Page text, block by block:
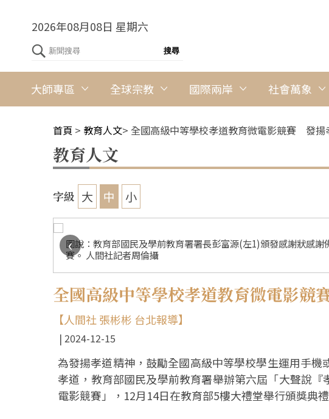
2026年08月08日 星期六
大師專區 全球宗教 國際兩岸 社會萬象
首頁 > 教育人文> 全國高級中等學校孝道教育微電影競賽 發揚
教育人文
字級 大 中 小
圖說：教育部國民及學前教育署署長彭富源(左1)頒發感謝狀感
賽。 人間社記者周倫攝
‹
全國高級中等學校孝道教育微電影
【人間社 張彬彬 台北報導】
2024-12-15
為發揚孝道精神，鼓勵全國高級中等學校學生運用手
孝道，教育部國民及學前教育署舉辦第六屆「大聲說
電影競賽」，12月14日在教育部5樓大禮堂舉行頒獎典禮